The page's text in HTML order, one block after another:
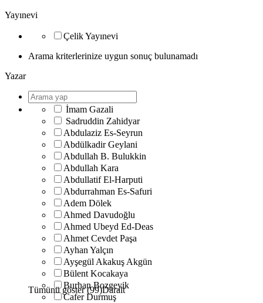
Yayınevi
Çelik Yayınevi
Arama kriterlerinize uygun sonuç bulunamadı
Yazar
İmam Gazali
Sadruddin Zahidyar
Abdulaziz Es-Seyrun
Abdülkadir Geylani
Abdullah B. Bulukkin
Abdullah Kara
Abdullatif El-Harputi
Abdurrahman Es-Safuri
Adem Dölek
Ahmed Davudoğlu
Ahmed Ubeyd Ed-Deas
Ahmet Cevdet Paşa
Ayhan Yalçın
Ayşegül Akakuş Akgün
Bülent Kocakaya
Burhan Bozgeyik
Cafer Durmuş
Tümünü göster (99)Daralt